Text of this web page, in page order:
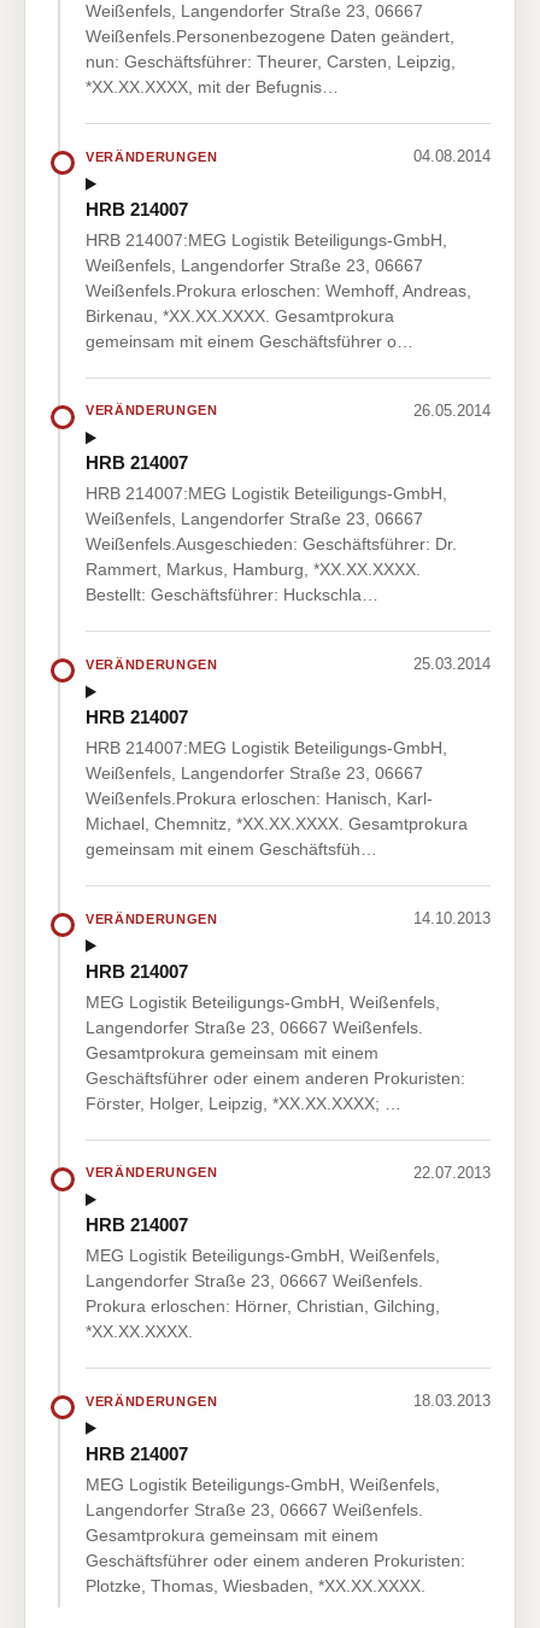
Weißenfels, Langendorfer Straße 23, 06667
Weißenfels.Personenbezogene Daten geändert,
nun: Geschäftsführer: Theurer, Carsten, Leipzig,
*XX.XX.XXXX, mit der Befugnis…
VERÄNDERUNGEN 04.08.2014
HRB 214007
HRB 214007:MEG Logistik Beteiligungs-GmbH,
Weißenfels, Langendorfer Straße 23, 06667
Weißenfels.Prokura erloschen: Wemhoff, Andreas,
Birkenau, *XX.XX.XXXX. Gesamtprokura
gemeinsam mit einem Geschäftsführer o…
VERÄNDERUNGEN 26.05.2014
HRB 214007
HRB 214007:MEG Logistik Beteiligungs-GmbH,
Weißenfels, Langendorfer Straße 23, 06667
Weißenfels.Ausgeschieden: Geschäftsführer: Dr.
Rammert, Markus, Hamburg, *XX.XX.XXXX.
Bestellt: Geschäftsführer: Huckschla…
VERÄNDERUNGEN 25.03.2014
HRB 214007
HRB 214007:MEG Logistik Beteiligungs-GmbH,
Weißenfels, Langendorfer Straße 23, 06667
Weißenfels.Prokura erloschen: Hanisch, Karl-
Michael, Chemnitz, *XX.XX.XXXX. Gesamtprokura
gemeinsam mit einem Geschäftsfüh…
VERÄNDERUNGEN 14.10.2013
HRB 214007
MEG Logistik Beteiligungs-GmbH, Weißenfels,
Langendorfer Straße 23, 06667 Weißenfels.
Gesamtprokura gemeinsam mit einem
Geschäftsführer oder einem anderen Prokuristen:
Förster, Holger, Leipzig, *XX.XX.XXXX; …
VERÄNDERUNGEN 22.07.2013
HRB 214007
MEG Logistik Beteiligungs-GmbH, Weißenfels,
Langendorfer Straße 23, 06667 Weißenfels.
Prokura erloschen: Hörner, Christian, Gilching,
*XX.XX.XXXX.
VERÄNDERUNGEN 18.03.2013
HRB 214007
MEG Logistik Beteiligungs-GmbH, Weißenfels,
Langendorfer Straße 23, 06667 Weißenfels.
Gesamtprokura gemeinsam mit einem
Geschäftsführer oder einem anderen Prokuristen:
Plotzke, Thomas, Wiesbaden, *XX.XX.XXXX.